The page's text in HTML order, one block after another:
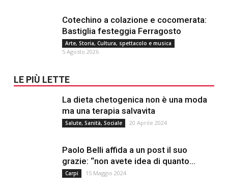
Cotechino a colazione e cocomerata:
Bastiglia festeggia Ferragosto
Arte, Storia, Cultura, spettacolo e musica
5 Agosto 2026
LE PIÙ LETTE
La dieta chetogenica non è una moda
ma una terapia salvavita
Salute, Sanità, Sociale 20 Aprile 2024
Paolo Belli affida a un post il suo
grazie: “non avete idea di quanto...
Carpi 15 Maggio 2024